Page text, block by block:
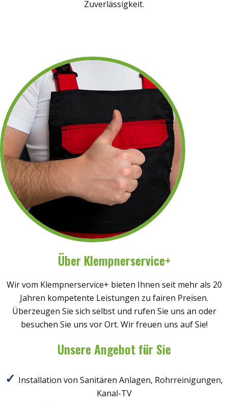
Zuverlässigkeit.
Über Klempnerservice+
Wir vom Klempnerservice+ bieten Ihnen seit mehr als 20
Jahren kompetente Leistungen zu fairen Preisen.
Überzeugen Sie sich selbst und rufen Sie uns an oder
besuchen Sie uns vor Ort. Wir freuen uns auf Sie!
Unsere Angebot für Sie
Installation von Sanitären Anlagen, Rohrreinigungen,
Kanal-TV